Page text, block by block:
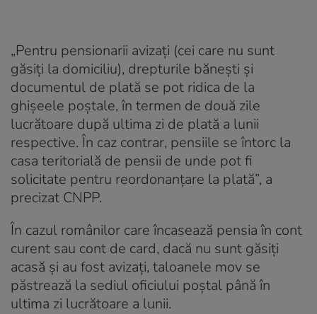
„Pentru pensionarii avizaţi (cei care nu sunt
găsiți la domiciliu), drepturile bănești și
documentul de plată se pot ridica de la
ghişeele poştale, în termen de două zile
lucrătoare după ultima zi de plată a lunii
respective. În caz contrar, pensiile se întorc la
casa teritorială de pensii de unde pot fi
solicitate pentru reordonanțare la plată”, a
precizat CNPP.
În cazul românilor care încasează pensia în cont
curent sau cont de card, dacă nu sunt găsiți
acasă și au fost avizați, taloanele mov se
păstrează la sediul oficiului poștal până în
ultima zi lucrătoare a lunii.